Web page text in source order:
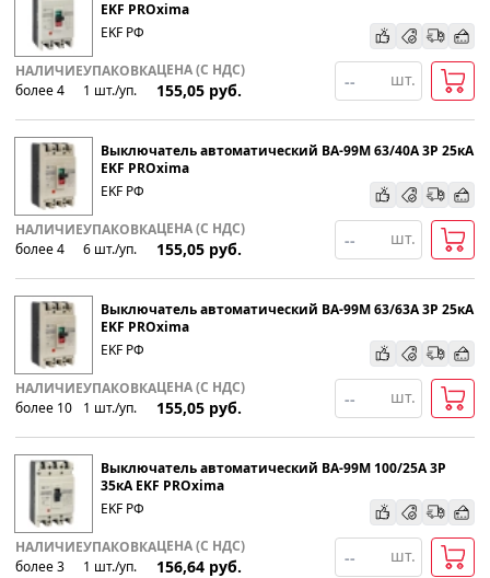
EKF PROxima
EKF РФ
НАЛИЧИЕ
более 4
УПАКОВКА
1 шт./уп.
ЦЕНА (С НДС)
155,05 руб.
шт.
Выключатель автоматический ВА-99М 63/40А 3P 25кА
EKF PROxima
EKF РФ
НАЛИЧИЕ
более 4
УПАКОВКА
6 шт./уп.
ЦЕНА (С НДС)
155,05 руб.
шт.
Выключатель автоматический ВА-99М 63/63А 3P 25кА
EKF PROxima
EKF РФ
НАЛИЧИЕ
более 10
УПАКОВКА
1 шт./уп.
ЦЕНА (С НДС)
155,05 руб.
шт.
Выключатель автоматический ВА-99М 100/25А 3P
35кА EKF PROxima
EKF РФ
НАЛИЧИЕ
более 3
УПАКОВКА
1 шт./уп.
ЦЕНА (С НДС)
156,64 руб.
шт.